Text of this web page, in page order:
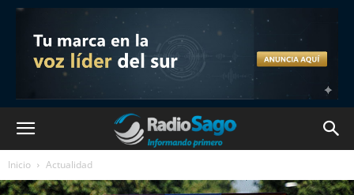
Inicio Actualidad